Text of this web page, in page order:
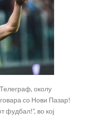
околу
со Нови Пазар!
фудбал!”, во кој